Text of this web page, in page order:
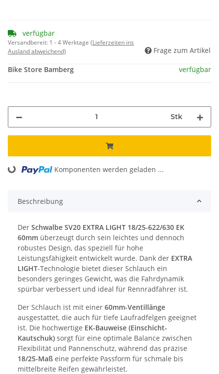
verfügbar
Versandbereit: 1 - 4 Werktage (Lieferzeiten ins
Ausland abweichend)
Frage zum Artikel
Bike Store Bamberg verfügbar
Stk
Loading... Komponenten werden geladen ...
Beschreibung
Der Schwalbe SV20 EXTRA LIGHT 18/25-622/630 EK
60mm überzeugt durch sein leichtes und dennoch
robustes Design, das speziell für hohe
Leistungsfähigkeit entwickelt wurde. Dank der EXTRA
LIGHT-Technologie bietet dieser Schlauch ein
besonders geringes Gewicht, was die Fahrdynamik
spürbar verbessert und ideal für Rennradfahrer ist.
Der Schlauch ist mit einer 60mm-Ventillänge
ausgestattet, die auch für tiefe Laufradfelgen geeignet
ist. Die hochwertige EK-Bauweise (Einschicht-
Kautschuk) sorgt für eine optimale Balance zwischen
Flexibilität und Pannenschutz, während das präzise
18/25-Maß eine perfekte Passform für schmale bis
mittelbreite Reifen gewährleistet.